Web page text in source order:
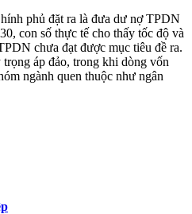
phủ đặt ra là đưa dư nợ TPDN
con số thực tế cho thấy tốc độ và
chưa đạt được mục tiêu đề ra.
áp đảo, trong khi dòng vốn
ngành quen thuộc như ngân